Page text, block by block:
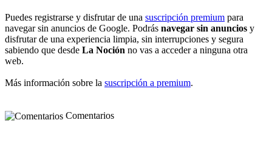
Puedes registrarse y disfrutar de una suscripción premium para
navegar sin anuncios de Google. Podrás navegar sin anuncios y
disfrutar de una experiencia limpia, sin interrupciones y segura
sabiendo que desde La Noción no vas a acceder a ninguna otra
web.
Más información sobre la suscripción a premium.
Comentarios